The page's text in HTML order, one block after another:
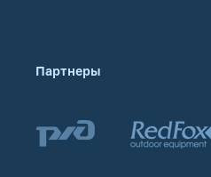
Партнеры